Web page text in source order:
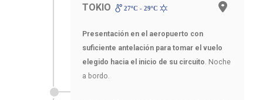
TOKIO 27ºC - 29ºC
Presentación en el aeropuerto con
suficiente antelación para tomar el vuelo
elegido hacia el inicio de su circuito. Noche
a bordo.